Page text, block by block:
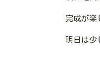
完成が楽
明日は少